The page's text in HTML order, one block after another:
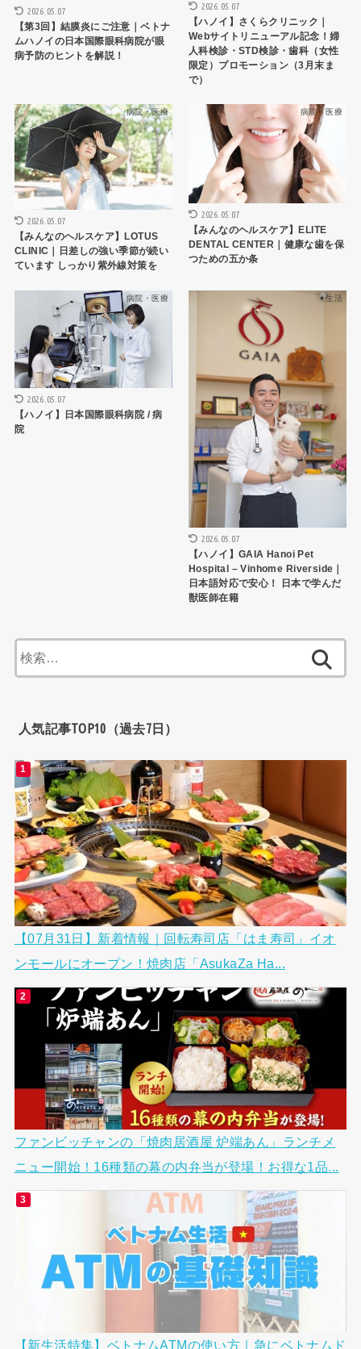
2026.05.07
【第3回】結膜炎にご注意｜ベトナ
ムハノイの日本国際眼科病院が眼
病予防のヒントを解説！
2026.05.07
【ハノイ】さくらクリニック｜
Webサイトリニューアル記念！婦
人科検診・STD検診・歯科（女性
限定）プロモーション（3月末ま
で）
病院・医療
2026.05.07
【みんなのヘルスケア】LOTUS
CLINIC｜日差しの強い季節が続い
ています しっかり紫外線対策を
病院・医療
2026.05.07
【みんなのヘルスケア】ELITE
DENTAL CENTER｜健康な歯を保
つための五か条
病院・医療
2026.05.07
【ハノイ】日本国際眼科病院 / 病
院
生活
2026.05.07
【ハノイ】GAIA Hanoi Pet
Hospital – Vinhome Riverside｜
日本語対応で安心！ 日本で学んだ
獣医師在籍
索:
人気記事TOP10（過去7日）
【07月31日】新着情報｜回転寿司店「はま寿司」イオ
ンモールにオープン！焼肉店「AsukaZa Ha...
ファンビッチャンの「焼肉居酒屋 炉端あん」ランチメ
ニュー開始！16種類の幕の内弁当が登場！お得な1品...
【新生活特集】ベトナムATMの使い方｜急にベトナムド